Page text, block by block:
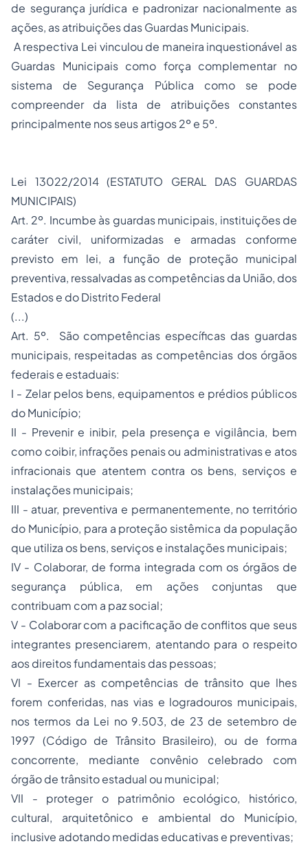
de segurança jurídica e padronizar nacionalmente as
ações, as atribuições das Guardas Municipais.
A respectiva Lei vinculou de maneira inquestionável as
Guardas Municipais como força complementar no
sistema de Segurança Pública como se pode
compreender da lista de atribuições constantes
principalmente nos seus artigos 2º e 5º.
Lei 13022/2014 (ESTATUTO GERAL DAS GUARDAS
MUNICIPAIS)
Art. 2º. Incumbe às guardas municipais, instituições de
caráter civil, uniformizadas e armadas conforme
previsto em lei, a função de proteção municipal
preventiva, ressalvadas as competências da União, dos
Estados e do Distrito Federal
(...)
Art. 5º. São competências específicas das guardas
municipais, respeitadas as competências dos órgãos
federais e estaduais:
I - Zelar pelos bens, equipamentos e prédios públicos
do Município;
II - Prevenir e inibir, pela presença e vigilância, bem
como coibir, infrações penais ou administrativas e atos
infracionais que atentem contra os bens, serviços e
instalações municipais;
III - atuar, preventiva e permanentemente, no território
do Município, para a proteção sistêmica da população
que utiliza os bens, serviços e instalações municipais;
IV - Colaborar, de forma integrada com os órgãos de
segurança pública, em ações conjuntas que
contribuam com a paz social;
V - Colaborar com a pacificação de conflitos que seus
integrantes presenciarem, atentando para o respeito
aos direitos fundamentais das pessoas;
VI - Exercer as competências de trânsito que lhes
forem conferidas, nas vias e logradouros municipais,
nos termos da Lei no 9.503, de 23 de setembro de
1997 (Código de Trânsito Brasileiro), ou de forma
concorrente, mediante convênio celebrado com
órgão de trânsito estadual ou municipal;
VII - proteger o patrimônio ecológico, histórico,
cultural, arquitetônico e ambiental do Município,
inclusive adotando medidas educativas e preventivas;